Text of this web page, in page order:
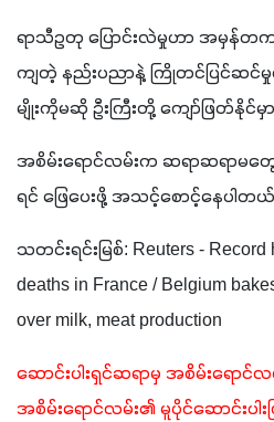
ရာသီဥတု ပြောင်းလဲမှုဟာ အမှန်တ
ကျတဲ့ နည်းပညာနဲ့ ကြိုတင်ပြင်ဆ
မျိုးကိုမဆို ဦးကြီးတို့ ကျော်ဖြတ်နိုင်မှာ
အစိမ်းရောင်လမ်းက ဆရာဆရာမတွ
ရင် ဖြေပေးဖို့ အသင့်စောင့်နေပါတယ်
သတင်းရင်းမြစ်: Reuters - Record
deaths in France / Belgium
over milk, meat production
ဆောင်းပါးရှင်ဆရာမှ အစိမ်းရောင်
အစိမ်းရောင်လမ်း၏ မူပိုင်ဆောင်းပါးဖြ